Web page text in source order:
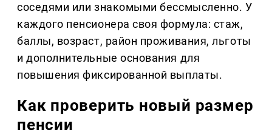
соседями или знакомыми бессмысленно. У
каждого пенсионера своя формула: стаж,
баллы, возраст, район проживания, льготы
и дополнительные основания для
повышения фиксированной выплаты.
Как проверить новый размер
пенсии